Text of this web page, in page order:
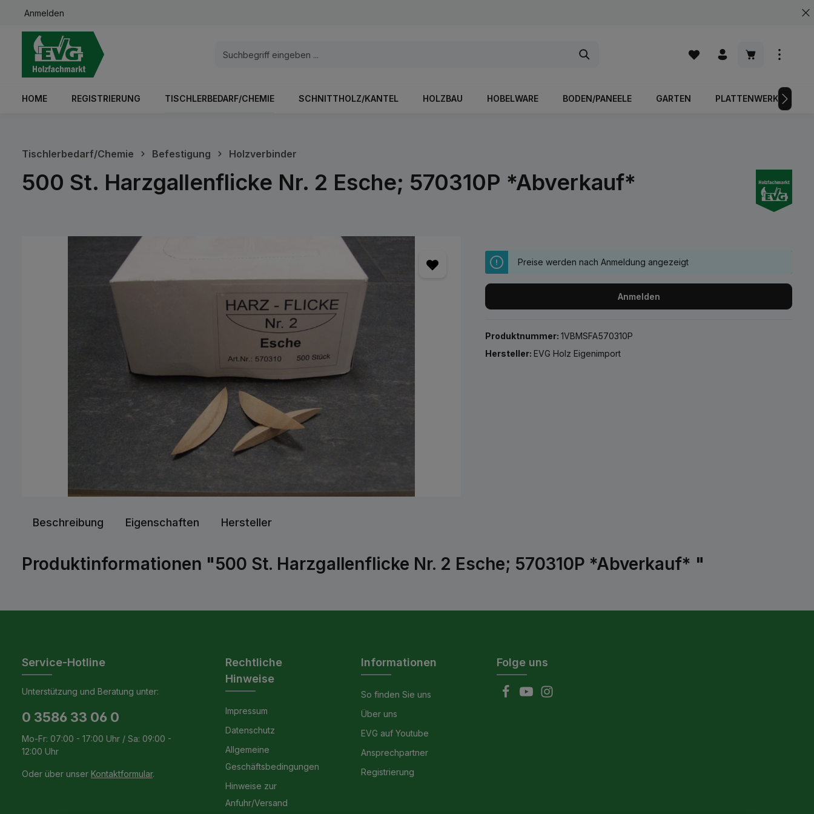
Zur Hauptnavigation springen
Anmelden
Warenkorb
HOME REGISTRIERUNG TISCHLERBEDARF/CHEMIE SCHNITTHOLZ/KANTEL HOLZBAU HOBELWARE BODEN/PANEELE GARTEN PLATTENWERKSTOFFE
Tischlerbedarf/Chemie Befestigung Holzverbinder
500 St. Harzgallenflicke Nr. 2 Esche; 570310P *Abverkauf*
Preise werden nach Anmeldung angezeigt
Anmelden
Produktnummer:1VBMSFA570310P
Hersteller:EVG Holz Eigenimport
Beschreibung Eigenschaften Hersteller
Produktinformationen "500 St. Harzgallenflicke Nr. 2 Esche; 570310P *Abverkauf* "
Service-Hotline
Unterstützung und Beratung unter:
0 3586 33 06 0
Mo-Fr: 07:00 - 17:00 Uhr / Sa: 09:00 -
12:00 Uhr
Oder über unser Kontaktformular.
Rechtliche
Hinweise
Impressum
Datenschutz
Allgemeine
Geschäftsbedingungen
Hinweise zur
Anfuhr/Versand
Informationen
So finden Sie uns
Über uns
EVG auf Youtube
Ansprechpartner
Registrierung
Folge uns